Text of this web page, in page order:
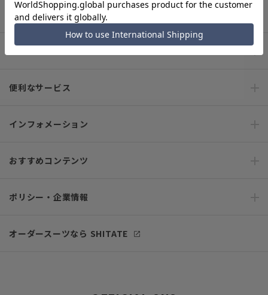
キャンペーン情報
便利なサービス
インフォメーション
おすすめコンテンツ
ポリシー・企業情報
オーダースーツなら SHITATE